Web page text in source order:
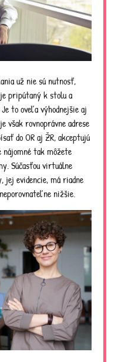
už nie sú nutnosť,
pripútaný k stolu a
to oveľa výhodnejšie aj
však rovnoprávne adrese
do OR aj ŽR, akceptujú
nájomné tak môžete
Súčasťou virtuálne
jej evidencie, má riadne
nižšie.